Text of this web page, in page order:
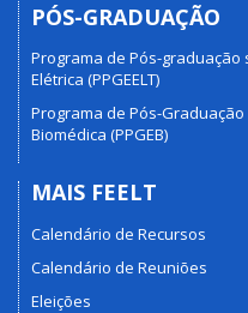
PÓS-GRADUAÇÃO
Programa de Pós-
Elétrica (PPGEELT)
Programa de Pós-
Biomédica (PPGEB)
MAIS FEELT
Calendário de Recursos
Calendário de Reuniões
Eleições